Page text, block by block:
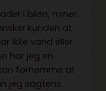
i bilen, miner
kunden at
ikke vand eller
har jeg en
fornemme at
jeg sagtens